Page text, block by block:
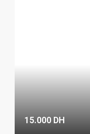
15.000 DH